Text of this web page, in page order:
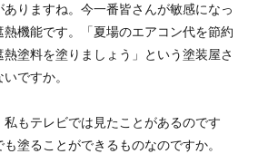
ありますね。今一番皆さんが敏感になっ
機能です。「夏場のエアコン代を節約
塗料を塗りましょう」という塗装屋さ
ですか。
私もテレビでは見たことがあるのです
塗ることができるものなのですか。